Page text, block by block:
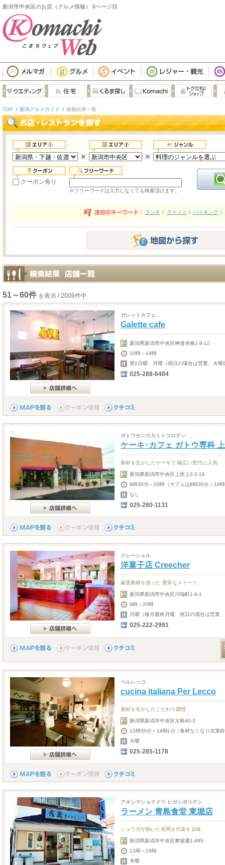
新潟市中央区のお店（グルメ情報） 6ページ目
TOP 新潟グルメガイド 検索結果一覧
クーポン有り
※フリーワードは入力しなくても検索頂けます。
ランチ ラーメン バイキング
51～60件 を表示 / 2006件中
ガレットカフェ
Galette cafe
新潟県新潟市中央区神道寺南1-8-12
10時～19時
第1日曜、月曜（祝日の場合は営業、火曜
025-288-6484
ガトウセンカカミトコロテン
ケーキ･カフェ ガトウ専科
素材を生かしたケーキで 幅広い世代に人気
新潟県新潟市中央区上所上2-2-19
8時30分～20時（カフェは8時30分～18
なし
025-280-1131
クレーシェル
洋菓子店 Creecher
厳選素材を使った 豊富なスイーツ
新潟県新潟市中央区川端町1-6-1
9時～20時
月曜（毎月最終月曜、祝日の場合は営業
025-222-2991
ペルレッコ
cucina italiana Per Lecco
素材を生かしたこだわり調理
新潟県新潟市中央区大島40-3
11時30分～14時LO（食材なくなり次第
火曜
025-285-1178
アオシマショクドウ ヒガシボリテン
ラーメン 青島食堂 東堀店
ショウガが効いた長岡を代表する味
新潟県新潟市中央区東堀通1-495
11時～19時
木曜